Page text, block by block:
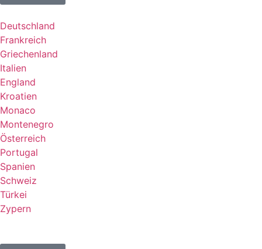
Deutschland
Frankreich
Griechenland
Italien
England
Kroatien
Monaco
Montenegro
Österreich
Portugal
Spanien
Schweiz
Türkei
Zypern